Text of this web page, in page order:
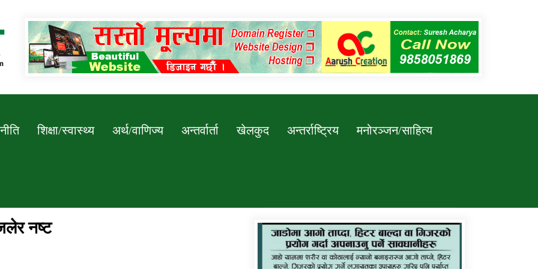
Newssarokar
शिक्षा/स्वास्थ्य अर्थ/वाणिज्य अन्तर्वार्ता खेलकुद अन्तर्राष्ट्रिय मनोरञ्जन/साहित्य
कर्णाली प्रविधि शिक्षालय जुम्लाको सुचना
नष्ट